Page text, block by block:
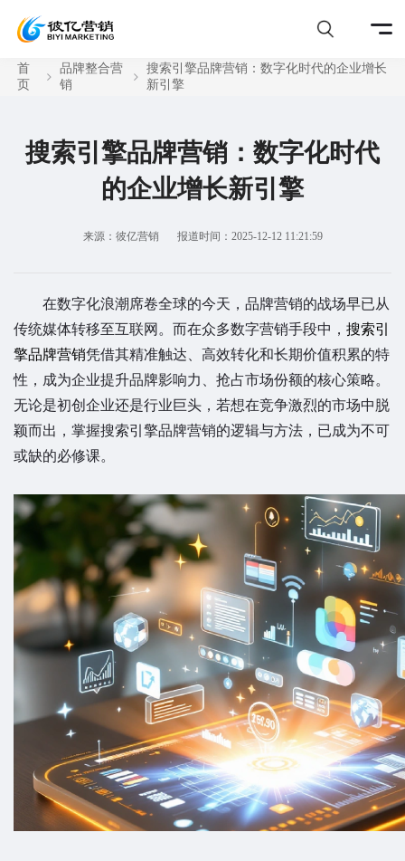
首
页
品牌整合营
销
搜索引擎品牌营销：数字化时代的企业增长
新引擎
搜索引擎品牌营销：数字化时代
的企业增长新引擎
来源：彼亿营销 报道时间：2025-12-12 11:21:59
在数字化浪潮席卷全球的今天，品牌营销的战场早已从
传统媒体转移至互联网。而在众多数字营销手段中， 搜索引
擎品牌营销凭借其精准触达、高效转化和长期价值积累的特
性，成为企业提升品牌影响力、抢占市场份额的核心策略。
无论是初创企业还是行业巨头，若想在竞争激烈的市场中脱
颖而出，掌握搜索引擎品牌营销的逻辑与方法，已成为不可
或缺的必修课。